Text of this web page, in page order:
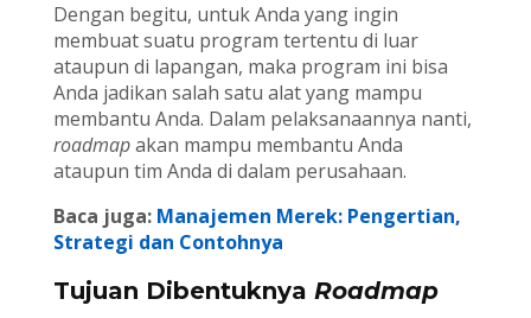
Dengan begitu, untuk Anda yang ingin
membuat suatu program tertentu di luar
ataupun di lapangan, maka program ini bisa
Anda jadikan salah satu alat yang mampu
membantu Anda. Dalam pelaksanaannya nanti,
roadmapakan mampu membantu Anda
ataupun tim Anda di dalam perusahaan.
Baca juga: Manajemen Merek: Pengertian,
Strategi dan Contohnya
Tujuan Dibentuknya Roadmap